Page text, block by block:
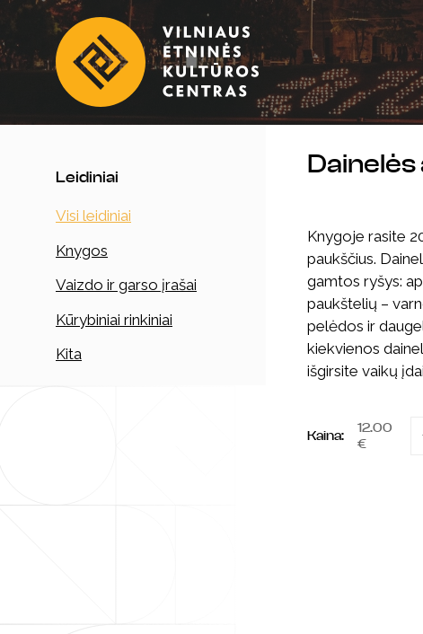
Leidiniai
Visi leidiniai
Knygos
Vaizdo ir garso įrašai
Kūrybiniai rinkiniai
Kita
Knygoje rasite
paukščius.
gamtos ryšys:
paukštelių –
pelėdos ir
kiekvienos
išgirsite vaikų
Kaina:
12.00
€